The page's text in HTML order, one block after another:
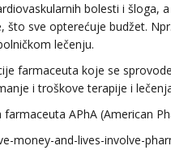
bolesti i
što sve opterećuje budžet.
lečenju.
farmaceuta koje se
i troškove terapije i
APhA (American
money-and-lives-involve-